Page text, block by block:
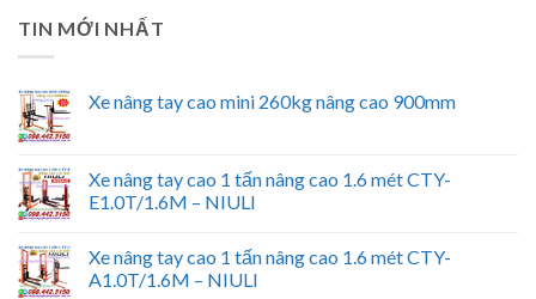
TIN MỚI NHẤT
Xe nâng tay cao mini 260kg nâng cao 900mm
Xe nâng tay cao 1 tấn nâng cao 1.6 mét CTY-
E1.0T/1.6M – NIULI
Xe nâng tay cao 1 tấn nâng cao 1.6 mét CTY-
A1.0T/1.6M – NIULI